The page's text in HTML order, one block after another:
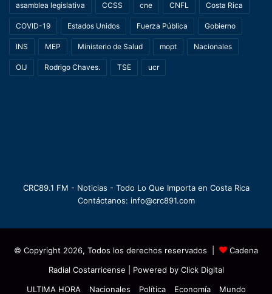
asamblea legislativa CCSS cne CNFL Costa Rica
COVID-19 Estados Unidos Fuerza Pública Gobierno
INS MEP Ministerio de Salud mopt Nacionales
OIJ Rodrigo Chaves. TSE ucr
CRC89.1 FM - Noticias - Todo Lo Que Importa en Costa Rica
Contáctanos: info@crc891.com
© Copyright 2026, Todos los derechos reservados |
Cadena
Radial Costarricense | Powered by Click Digital
ULTIMA HORA
Nacionales Política Economía Mundo